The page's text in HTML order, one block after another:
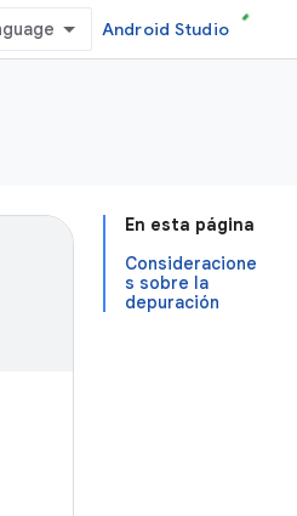
Android Studio
En esta página
Consideracione
s sobre la
depuración